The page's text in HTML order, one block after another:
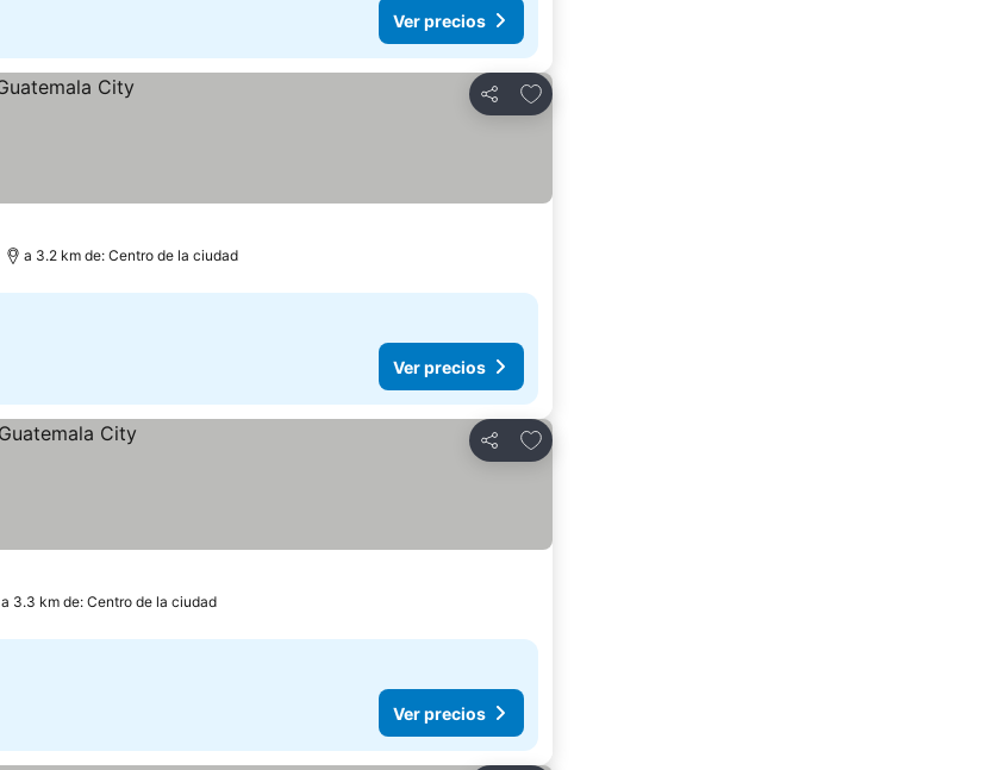
Ver precios
Compartir
Agregar a favoritos
a 3.2 km de: Centro de la ciudad
Ver precios
Compartir
Agregar a favoritos
a 3.3 km de: Centro de la ciudad
Ver precios